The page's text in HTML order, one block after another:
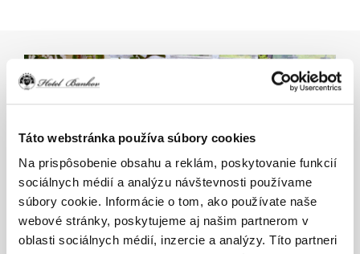
Táto webstránka používa súbory cookies
Na prispôsobenie obsahu a reklám, poskytovanie funkcií
sociálnych médií a analýzu návštevnosti používame
súbory cookie. Informácie o tom, ako používate naše
webové stránky, poskytujeme aj našim partnerom v
oblasti sociálnych médií, inzercie a analýzy. Títo partneri
Obrázok
CELEBRATIONS IN THE
GARDEN RESTAURANT